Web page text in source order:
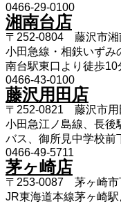
0466-29-0100
湘南台店
〒252-0804 藤沢市湘
小田急線・相鉄いずみ
南台駅東口より徒歩
0466-43-0100
藤沢用田店
〒252-0821 藤沢市用
小田急江ノ島線、長後
バス、御所見中学校前
0466-49-5711
茅ヶ崎店
〒253-0087 茅ヶ崎市
JR東海道本線茅ヶ崎